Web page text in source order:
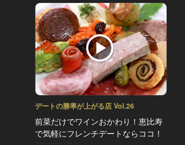
デートの勝率が上がる店 Vol.26
前菜だけでワインおかわり！恵比寿
で気軽にフレンチデートならココ！